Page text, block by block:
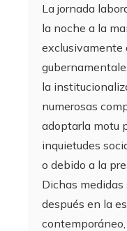
La jornada
la noche a la
exclusivamente
la
numerosas
adoptarla motu
inquietudes
o debido a la
Dichas
después en la